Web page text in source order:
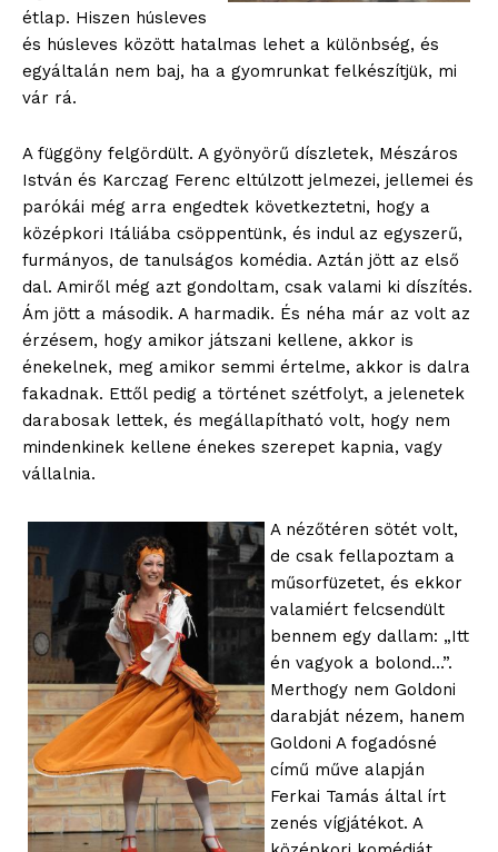
étlap. Hiszen húsleves
és húsleves között hatalmas lehet a különbség, és
egyáltalán nem baj, ha a gyomrunkat felkészítjük, mi
vár rá.
A függöny felgördült. A gyönyörű díszletek, Mészáros
István és Karczag Ferenc eltúlzott jelmezei, jellemei és
parókái még arra engedtek következtetni, hogy a
középkori Itáliába csöppentünk, és indul az egyszerű,
furmányos, de tanulságos komédia. Aztán jött az első
dal. Amiről még azt gondoltam, csak valami ki díszítés.
Ám jött a második. A harmadik. És néha már az volt az
érzésem, hogy amikor játszani kellene, akkor is
énekelnek, meg amikor semmi értelme, akkor is dalra
fakadnak. Ettől pedig a történet szétfolyt, a jelenetek
darabosak lettek, és megállapítható volt, hogy nem
mindenkinek kellene énekes szerepet kapnia, vagy
vállalnia.
A nézőtéren sötét volt,
de csak fellapoztam a
műsorfüzetet, és ekkor
valamiért felcsendült
bennem egy dallam: „Itt
én vagyok a bolond…”.
Merthogy nem Goldoni
darabját nézem, hanem
Goldoni A fogadósné
című műve alapján
Ferkai Tamás által írt
zenés vígjátékot. A